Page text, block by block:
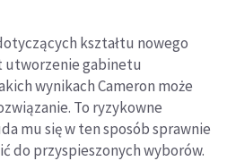
kształtu nowego
utworzenie gabinetu
wynikach Cameron może
To ryzykowne
mu się w ten sposób sprawnie
do przyspieszonych wyborów.